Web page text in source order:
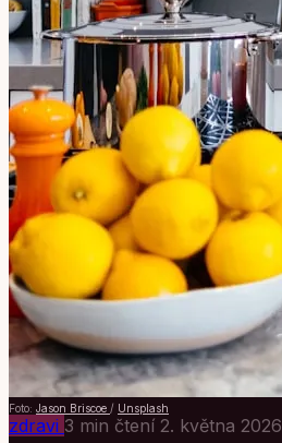
Foto: Jason Briscoe / Unsplash
zdravi 3 min čtení 2. května 2026